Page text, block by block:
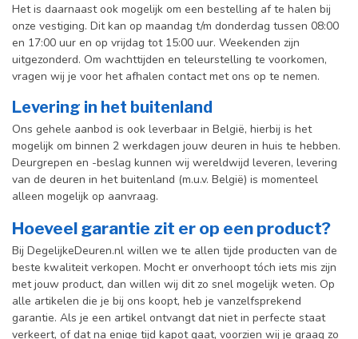
Het is daarnaast ook mogelijk om een bestelling af te halen bij
onze vestiging. Dit kan op maandag t/m donderdag tussen 08:00
en 17:00 uur en op vrijdag tot 15:00 uur. Weekenden zijn
uitgezonderd. Om wachttijden en teleurstelling te voorkomen,
vragen wij je voor het afhalen contact met ons op te nemen.
Levering in het buitenland
Ons gehele aanbod is ook leverbaar in België, hierbij is het
mogelijk om binnen 2 werkdagen jouw deuren in huis te hebben.
Deurgrepen en -beslag kunnen wij wereldwijd leveren, levering
van de deuren in het buitenland (m.u.v. België) is momenteel
alleen mogelijk op aanvraag.
Hoeveel garantie zit er op een product?
Bij DegelijkeDeuren.nl willen we te allen tijde producten van de
beste kwaliteit verkopen. Mocht er onverhoopt tóch iets mis zijn
met jouw product, dan willen wij dit zo snel mogelijk weten. Op
alle artikelen die je bij ons koopt, heb je vanzelfsprekend
garantie. Als je een artikel ontvangt dat niet in perfecte staat
verkeert, of dat na enige tijd kapot gaat, voorzien wij je graag zo